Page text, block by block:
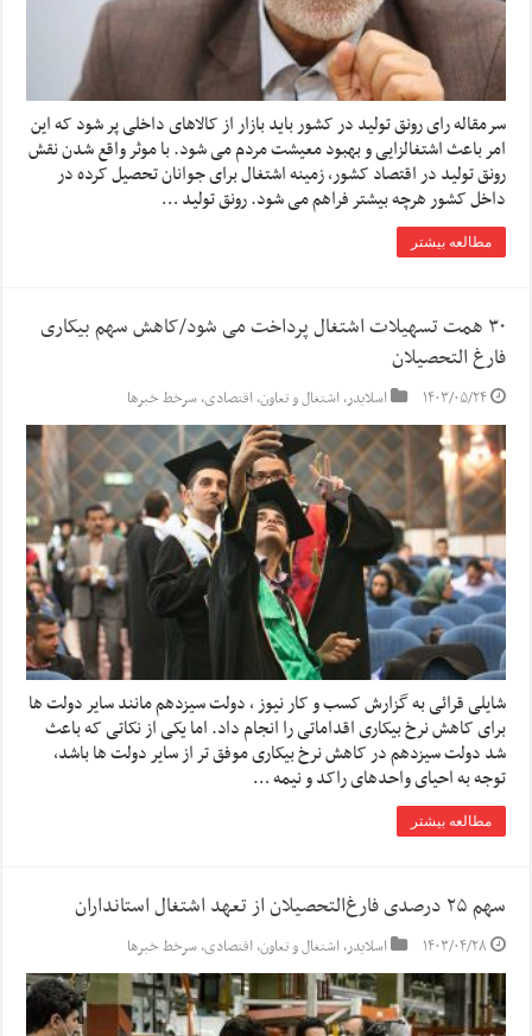
سرمقاله رای رونق تولید در کشور باید بازار از کالا‌های داخلی پر شود که این
امر باعث اشتغالزایی و بهبود معیشت مردم می شود. با موثر واقع شدن نقش
رونق تولید در اقتصاد کشور، زمینه اشتغال برای جوانان تحصیل کرده در
داخل کشور هرچه بیشتر فراهم می شود. رونق تولید …
مطالعه بیشتر
۳۰ همت تسهیلات اشتغال پرداخت می شود/کاهش سهم بیکاری
فارغ التحصیلان
۱۴۰۳/۰۵/۲۴ اسلایدر,اشتغال و تعاون,اقتصادی,سرخط خبرها
شایلی قرائی به گزارش کسب و کار نیوز ، دولت سیزدهم مانند سایر دولت ها
برای کاهش نرخ بیکاری اقداماتی را انجام داد. اما یکی از نکاتی که باعث
شد دولت سیزدهم در کاهش نرخ بیکاری موفق تر از سایر دولت ها باشد،
توجه به احیای واحدهای راکد و نیمه …
مطالعه بیشتر
سهم ۲۵ درصدی فارغ‌التحصیلان از تعهد اشتغال استانداران
۱۴۰۳/۰۴/۲۸ اسلایدر,اشتغال و تعاون,اقتصادی,سرخط خبرها